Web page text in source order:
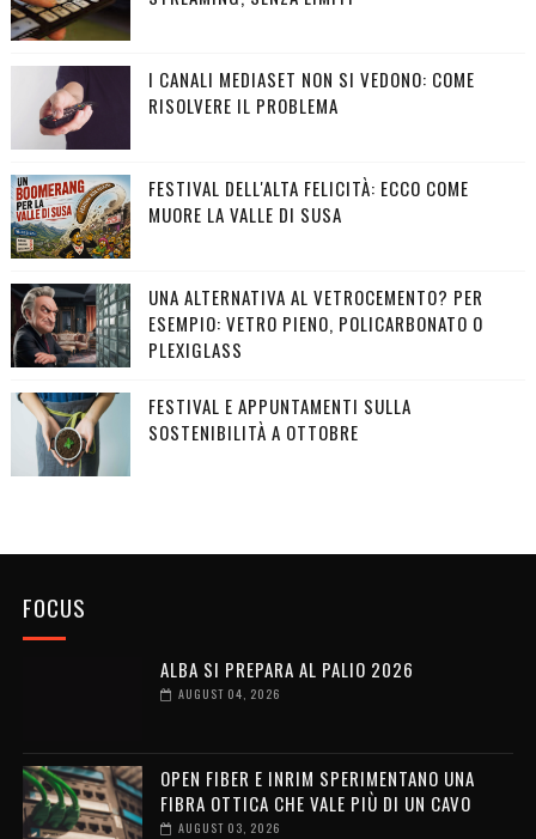
I CANALI MEDIASET NON SI VEDONO: COME
RISOLVERE IL PROBLEMA
FESTIVAL DELL'ALTA FELICITÀ: ECCO COME
MUORE LA VALLE DI SUSA
UNA ALTERNATIVA AL VETROCEMENTO? PER
ESEMPIO: VETRO PIENO, POLICARBONATO O
PLEXIGLASS
FESTIVAL E APPUNTAMENTI SULLA
SOSTENIBILITÀ A OTTOBRE
FOCUS
ALBA SI PREPARA AL PALIO 2026
AUGUST 04, 2026
OPEN FIBER E INRIM SPERIMENTANO UNA
FIBRA OTTICA CHE VALE PIÙ DI UN CAVO
AUGUST 03, 2026